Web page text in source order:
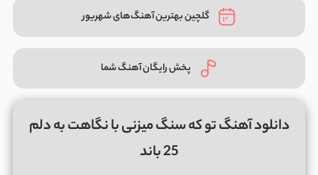
گلچین بهترین آهنگ‌های شهریور
پخش رایگان آهنگ شما
دانلود آهنگ تو که سنگ میزنی با نگاهت به دلم
25 باند